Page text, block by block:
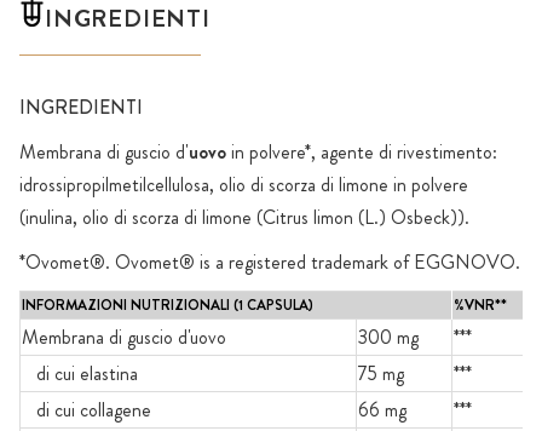
INGREDIENTI
INGREDIENTI
Membrana di guscio d'uovoin polvere*, agente di rivestimento:
idrossipropilmetilcellulosa, olio di scorza di limone in polvere
(inulina, olio di scorza di limone (Citrus limon (L.) Osbeck)).
*Ovomet®. Ovomet® is a registered trademark of EGGNOVO.
INFORMAZIONI NUTRIZIONALI (1 CAPSULA) %VNR**
Membrana di guscio d'uovo 300 mg
***
di cui elastina
75 mg
***
di cui collagene
66 mg
***